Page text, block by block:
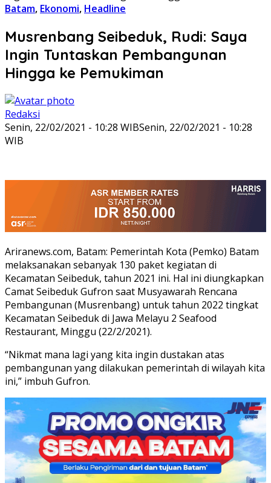
Batam, Ekonomi, Headline
Musrenbang Seibeduk, Rudi: Saya
Ingin Tuntaskan Pembangunan
Hingga ke Pemukiman
Redaksi
Senin, 22/02/2021 - 10:28 WIBSenin, 22/02/2021 - 10:28
WIB
Ariranews.com, Batam: Pemerintah Kota (Pemko) Batam
melaksanakan sebanyak 130 paket kegiatan di
Kecamatan Seibeduk, tahun 2021 ini. Hal ini diungkapkan
Camat Seibeduk Gufron saat Musyawarah Rencana
Pembangunan (Musrenbang) untuk tahun 2022 tingkat
Kecamatan Seibeduk di Jawa Melayu 2 Seafood
Restaurant, Minggu (22/2/2021).
“Nikmat mana lagi yang kita ingin dustakan atas
pembangunan yang dilakukan pemerintah di wilayah kita
ini,” imbuh Gufron.